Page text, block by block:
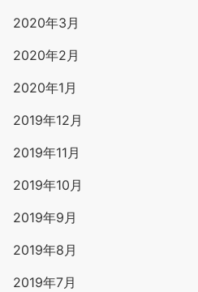
2020年3月
2020年2月
2020年1月
2019年12月
2019年11月
2019年10月
2019年9月
2019年8月
2019年7月